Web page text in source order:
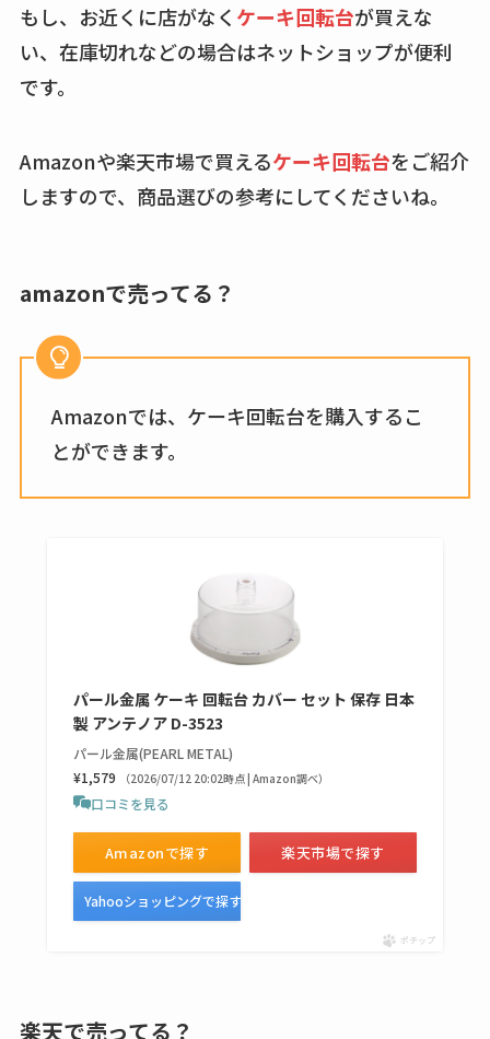
アクアテクトゲルが
売ってる場所はど
れの口コミも調査
しまむら布団セット
てる？ロフトやハン
売店も調査
ットが廃盤？なぜ？
売ってない？どこで
売ってるか・代替品
など解説
復刻はある？ウルト
売ってる場所調査
ない？売ってる場所
もし、お近くに店がなく ケーキ回転台が買えな
い、在庫切れなどの場合はネットショップが便利
です。
Amazonや楽天市場で買えるケーキ回転台をご紹介
しますので、商品選びの参考にしてくださいね。
amazonで売ってる？
Amazonでは、ケーキ回転台を購入するこ
とができます。
パール金属 ケーキ 回転台 カバー セット 保存 日本
製 アンテノア D-3523
パール金属(PEARL METAL)
¥1,579
（2026/07/12 20:02時点 | Amazon調べ）
口コミを見る
Amazonで探す 楽天市場で探す
Yahooショッピングで探す
ポチップ
楽天で売ってる？